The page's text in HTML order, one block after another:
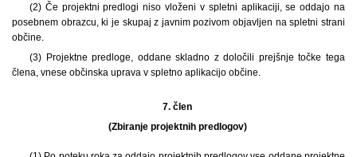
(2) Če projektni predlogi niso vloženi v spletni aplikaciji, se oddajo na
posebnem obrazcu, ki je skupaj z javnim pozivom objavljen na spletni strani
občine.
(3) Projektne predloge, oddane skladno z določili prejšnje točke tega
člena, vnese občinska uprava v spletno aplikacijo občine.
7. člen
(Zbiranje projektnih predlogov)